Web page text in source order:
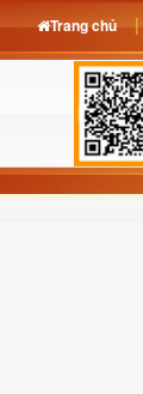
Trang chủ